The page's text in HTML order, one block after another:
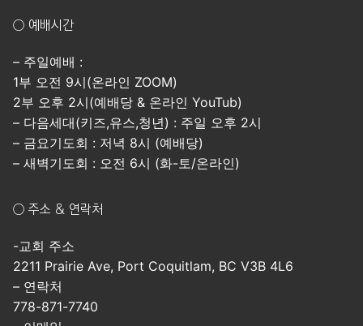
○ 예배시간
– 주일예배 :
1부 오전 9시(온라인 ZOOM)
2부 오후 2시(예배당 & 온라인 YouTub)
– 다음세대(키즈,유스,청년) : 주일 오후 2시
– 금요기도회 : 저녁 8시 (예배당)
– 새벽기도회 : 오전 6시 (화-토/온라인)
○ 주소 & 연락처
-교회 주소
2211 Prairie Ave, Port Coquitlam, BC V3B 4L6
– 연락처
778-871-7740